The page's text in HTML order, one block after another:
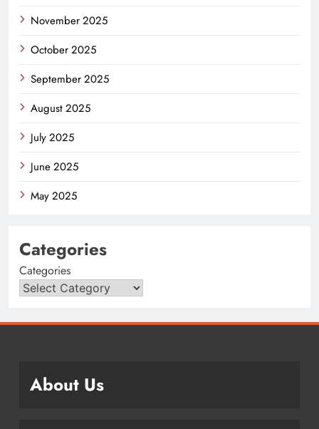
November 2025
October 2025
September 2025
August 2025
July 2025
June 2025
May 2025
Categories
Categories
About Us